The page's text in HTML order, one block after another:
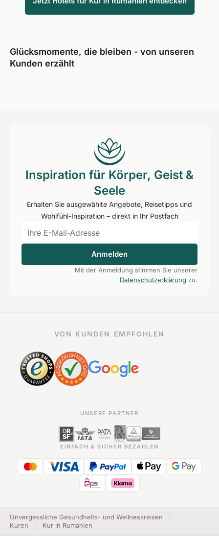
Glücksmomente, die bleiben - von unseren
Kunden erzählt
Inspiration für Körper, Geist &
Seele
Erhalten Sie ausgewählte Angebote, Reisetipps und
Wohlfühl-Inspiration – direkt in Ihr Postfach
Anmelden
Mit der Anmeldung stimmen Sie unserer
Datenschutzerklärung zu.
VON KUNDEN EMPFOHLEN
UNSERE PARTNER
EINFACH & SICHER BEZAHLEN
Unvergessliche Gesundheits- und Wellnessreisen
Kuren
Kur in Rumänien